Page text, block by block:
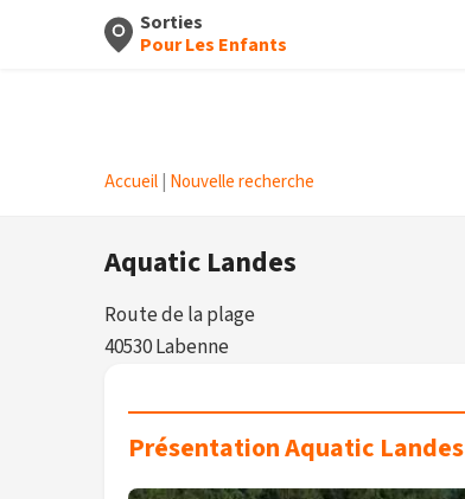
Sorties
Pour Les Enfants
Accueil Nouvelle recherche
Aquatic Landes
Route de la plage
40530 Labenne
Présentation Aquatic Landes